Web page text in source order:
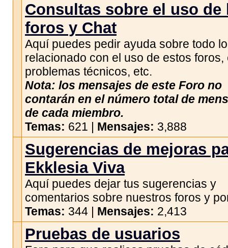
Consultas sobre el uso de
foros y Chat
Aquí puedes pedir ayuda sobre todo lo
relacionado con el uso de estos foros,
problemas técnicos, etc.
Nota: los mensajes de este Foro no
contarán en el número total de
de cada miembro.
Temas: 621 | Mensajes: 3,888
Sugerencias de mejoras
Ekklesia Viva
Aquí puedes dejar tus sugerencias y
comentarios sobre nuestros foros y
Temas: 344 | Mensajes: 2,413
Pruebas de usuarios